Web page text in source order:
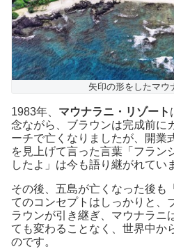
矢印の形をしたマウ
1983年、 マウナラニ・リゾート
念ながら、ブラウンは完成前に
ーチで亡くなりましたが、開業
を見上げて言った言葉「フラン
したよ」は今も語り継がれてい
その後、五島が亡くなった後も「
てのコンセプトはしっかりと、
ラウンが引き継ぎ、マウナラニ
ても変わることなく、世界中か
のです。